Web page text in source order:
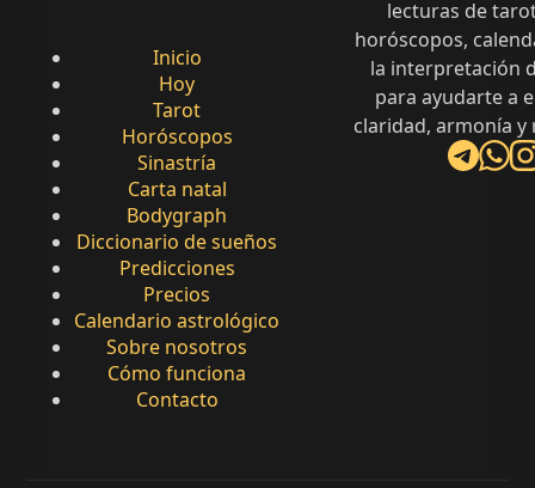
Inicio
Hoy
Tarot
Horóscopos
Sinastría
Carta natal
Bodygraph
Diccionario de sueños
Predicciones
Precios
Calendario astrológico
Sobre nosotros
Cómo funciona
Contacto
lecturas de
horóscopos,
la interpretación
para ayudarte a
claridad, armonía y